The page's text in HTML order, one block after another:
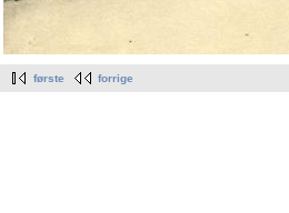
første forrige